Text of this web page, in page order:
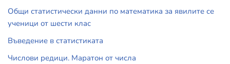
Общи статистически данни по математика за явилите се
ученици от шести клас
Въведение в статистиката
Числови редици. Маратон от числа